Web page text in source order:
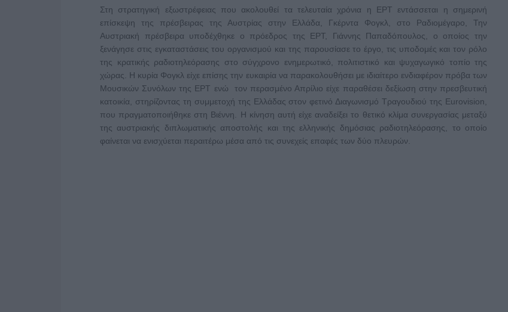
Στη στρατηγική εξωστρέφειας που ακολουθεί τα τελευταία χρόνια η ΕΡΤ εντάσσεται η σημερινή
επίσκεψη της πρέσβειρας της Αυστρίας στην Ελλάδα, Γκέρντα Φογκλ, στο Ραδιομέγαρο, Την
Αυστριακή πρέσβειρα υποδέχθηκε ο πρόεδρος της ΕΡΤ, Γιάννης Παπαδόπουλος, ο οποίος την
ξενάγησε στις εγκαταστάσεις του οργανισμού και της παρουσίασε το έργο, τις υποδομές και τον ρόλο
της κρατικής ραδιοτηλεόρασης στο σύγχρονο ενημερωτικό, πολιτιστικό και ψυχαγωγικό τοπίο της
χώρας. Η κυρία Φογκλ είχε επίσης την ευκαιρία να παρακολουθήσει με ιδιαίτερο ενδιαφέρον πρόβα των
Μουσικών Συνόλων της ΕΡΤ ενώ τον περασμένο Απρίλιο είχε παραθέσει δεξίωση στην πρεσβευτική
κατοικία, στηρίζοντας τη συμμετοχή της Ελλάδας στον φετινό Διαγωνισμό Τραγουδιού της Eurovision,
που πραγματοποιήθηκε στη Βιέννη. Η κίνηση αυτή είχε αναδείξει το θετικό κλίμα συνεργασίας μεταξύ
της αυστριακής διπλωματικής αποστολής και της ελληνικής δημόσιας ραδιοτηλεόρασης, το οποίο
φαίνεται να ενισχύεται περαιτέρω μέσα από τις συνεχείς επαφές των δύο πλευρών.